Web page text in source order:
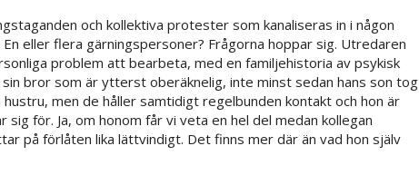
och kollektiva protester som kanaliseras in i någon
eller flera gärningspersoner? Frågorna hoppar sig. Utredaren
problem att bearbeta, med en familjehistoria av psykisk
bror som är ytterst oberäknelig, inte minst sedan hans son tog
men de håller samtidigt regelbunden kontakt och hon är
för. Ja, om honom får vi veta en hel del medan kollegan
på förlåten lika lättvindigt. Det finns mer där än vad hon själv